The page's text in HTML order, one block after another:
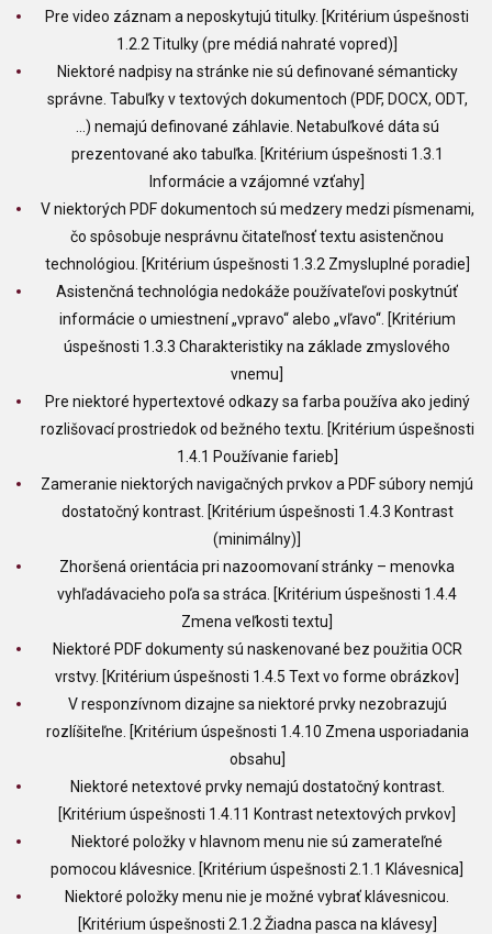
Pre video záznam a neposkytujú titulky. [Kritérium úspešnosti
1.2.2 Titulky (pre médiá nahraté vopred)]
Niektoré nadpisy na stránke nie sú definované sémanticky
správne. Tabuľky v textových dokumentoch (PDF, DOCX, ODT,
…) nemajú definované záhlavie. Netabuľkové dáta sú
prezentované ako tabuľka. [Kritérium úspešnosti 1.3.1
Informácie a vzájomné vzťahy]
V niektorých PDF dokumentoch sú medzery medzi písmenami,
čo spôsobuje nesprávnu čitateľnosť textu asistenčnou
technológiou. [Kritérium úspešnosti 1.3.2 Zmysluplné poradie]
Asistenčná technológia nedokáže používateľovi poskytnúť
informácie o umiestnení „vpravo“ alebo „vľavo“. [Kritérium
úspešnosti 1.3.3 Charakteristiky na základe zmyslového
vnemu]
Pre niektoré hypertextové odkazy sa farba používa ako jediný
rozlišovací prostriedok od bežného textu. [Kritérium úspešnosti
1.4.1 Používanie farieb]
Zameranie niektorých navigačných prvkov a PDF súbory nemjú
dostatočný kontrast. [Kritérium úspešnosti 1.4.3 Kontrast
(minimálny)]
Zhoršená orientácia pri nazoomovaní stránky – menovka
vyhľadávacieho poľa sa stráca. [Kritérium úspešnosti 1.4.4
Zmena veľkosti textu]
Niektoré PDF dokumenty sú naskenované bez použitia OCR
vrstvy. [Kritérium úspešnosti 1.4.5 Text vo forme obrázkov]
V responzívnom dizajne sa niektoré prvky nezobrazujú
rozlíšiteľne. [Kritérium úspešnosti 1.4.10 Zmena usporiadania
obsahu]
Niektoré netextové prvky nemajú dostatočný kontrast.
[Kritérium úspešnosti 1.4.11 Kontrast netextových prvkov]
Niektoré položky v hlavnom menu nie sú zamerateľné
pomocou klávesnice. [Kritérium úspešnosti 2.1.1 Klávesnica]
Niektoré položky menu nie je možné vybrať klávesnicou.
[Kritérium úspešnosti 2.1.2 Žiadna pasca na klávesy]